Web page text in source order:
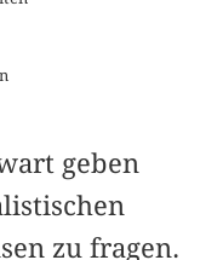
geben
zu fragen.